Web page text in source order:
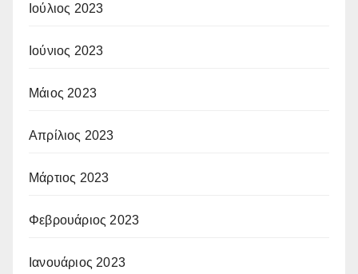
Ιούλιος 2023
Ιούνιος 2023
Μάιος 2023
Απρίλιος 2023
Μάρτιος 2023
Φεβρουάριος 2023
Ιανουάριος 2023